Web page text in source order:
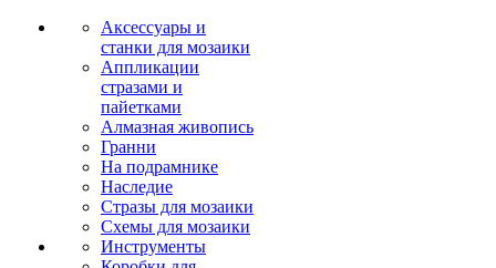
Аксессуары и
станки для мозаики
Аппликации
стразами и
пайетками
Алмазная живопись
Гранни
На подрамнике
Наследие
Стразы для мозаики
Схемы для мозаики
Инструменты